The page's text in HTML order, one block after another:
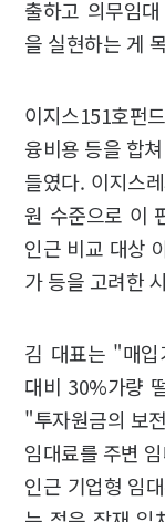
출하고 의무임
을 실현하는 게
이지스151호펀
융비용 등을 합
들였다. 이지스
원 수준으로 이
인근 비교 대상
가 등을 고려한
김 대표는 "매
대비 30%가량
"투자원금의 보
임대료를 주변
인근 기업형 임